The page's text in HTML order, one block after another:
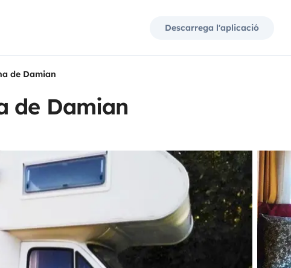
Descarrega l'aplicació
de Damian
de Damian